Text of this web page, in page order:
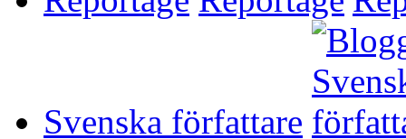
Svenska författare